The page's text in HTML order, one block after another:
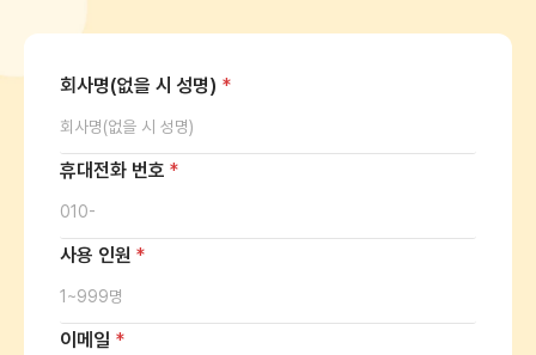
회사명(없을 시 성명) *
휴대전화 번호 *
사용 인원 *
이메일 *